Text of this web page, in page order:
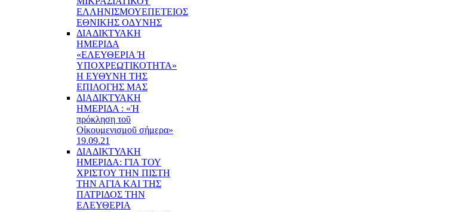
EΛΛΗΝΙΣΜΟΥEΠEΤΕΙΟΣ
EΘΝΙΚHΣ O∆YΝΗΣ
ΔΙΑΔΙΚΤΥΑΚΗ
ΗΜΕΡΙΔΑ
«EΛΕΥΘΕΡΙΑ Ή
YΠΟΧΡΕΩΤΙΚΟΤΗΤΑ»
Η ΕΥΘΥΝΗ ΤΗΣ
EΠΙΛΟΓΗΣ ΜΑΣ
ΔΙΑΔΙΚΤΥΑΚΗ
ΗΜΕΡΙΔΑ : «Ἡ
πρόκληση τοῦ
Οἰκουμενισμοῦ σήμερα»
19.09.21
ΔΙΑΔΙΚΤΥΑΚΗ
ΗΜΕΡΙΔΑ: ΓΙΑ ΤΟΥ
ΧΡΙΣΤΟΥ ΤΗΝ ΠΙΣΤΗ
ΤΗΝ ΑΓΙΑ ΚΑΙ ΤΗΣ
ΠΑΤΡΙΔΟΣ ΤΗΝ
ΕΛΕΥΘΕΡΙΑ